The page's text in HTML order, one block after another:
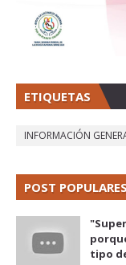
ETIQUETAS
INFORMACIÓN
POST
tipo